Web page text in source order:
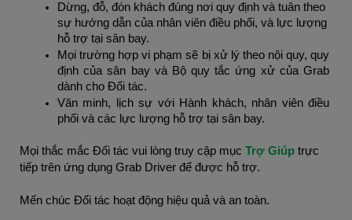
Dừng, đỗ, đón khách đúng nơi quy định và tuân theo
sự hướng dẫn của nhân viên điều phối, và lực lượng
hỗ trợ tại sân bay.
Mọi trường hợp vi phạm sẽ bị xử lý theo nội quy, quy
định của sân bay và Bộ quy tắc ứng xử của Grab
dành cho Đối tác.
Văn minh, lịch sự với Hành khách, nhân viên điều
phối và các lực lượng hỗ trợ tại sân bay.
Mọi thắc mắc Đối tác vui lòng truy cập mục Trợ Giúp trực
tiếp trên ứng dụng Grab Driver để được hỗ trợ.
Mến chúc Đối tác hoạt động hiệu quả và an toàn.